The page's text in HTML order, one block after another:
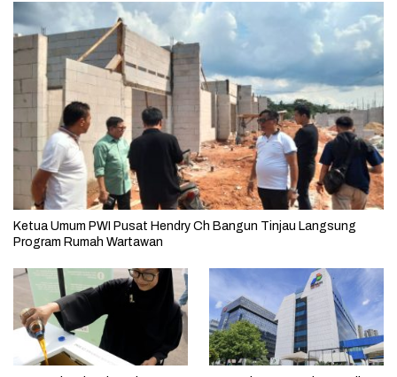
Ketua Umum PWI Pusat Hendry Ch Bangun Tinjau Langsung
Program Rumah Wartawan